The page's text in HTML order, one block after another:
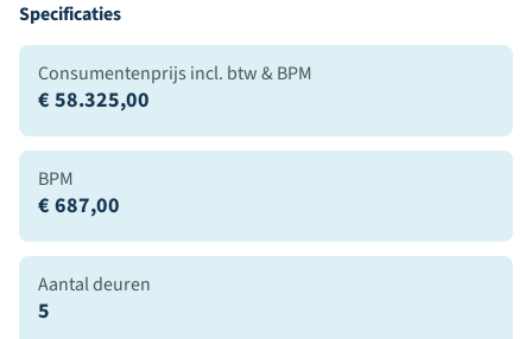
Specificaties
Consumentenprijs incl. btw & BPM
€ 58.325,00
BPM
€ 687,00
Aantal deuren
5